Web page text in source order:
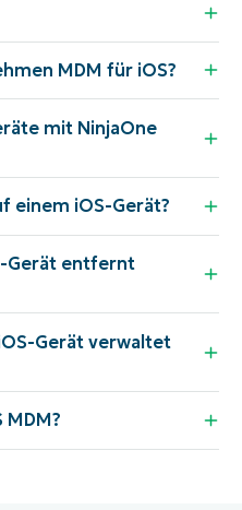
MDM für iOS?
mit NinjaOne
einem iOS-Gerät?
Gerät entfernt
Gerät verwaltet